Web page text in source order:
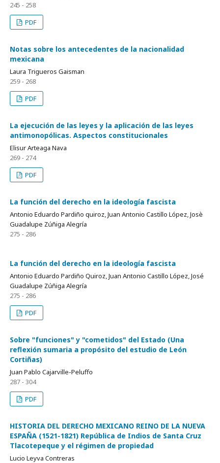
245 - 258
PDF
Notas sobre los antecedentes de la nacionalidad
mexicana
Laura Trigueros Gaisman
259 - 268
PDF
La ejecución de las leyes y la aplicación de las leyes
antimonopólicas. Aspectos constitucionales
Elisur Arteaga Nava
269 - 274
PDF
La función del derecho en la ideología fascista
Antonio Eduardo Pardiño quiroz, Juan Antonio Castillo López, Josè
Guadalupe Zúñiga Alegría
275 - 286
La función del derecho en la ideología fascista
Antonio Eduardo Pardiño Quiroz, Juan Antonio Castillo López, José
Guadalupe Zúñiga Alegría
275 - 286
PDF
Sobre "funciones" y "cometidos" del Estado (Una
reflexión sumaria a propósito del estudio de León
Cortiñas)
Juan Pablo Cajarville-Peluffo
287 - 304
PDF
HISTORIA DEL DERECHO MEXICANO REINO DE LA NUEVA
ESPAÑA (1521-1821) República de Indios de Santa Cruz
Tlacotepeque y el régimen de propiedad
Lucio Leyva Contreras